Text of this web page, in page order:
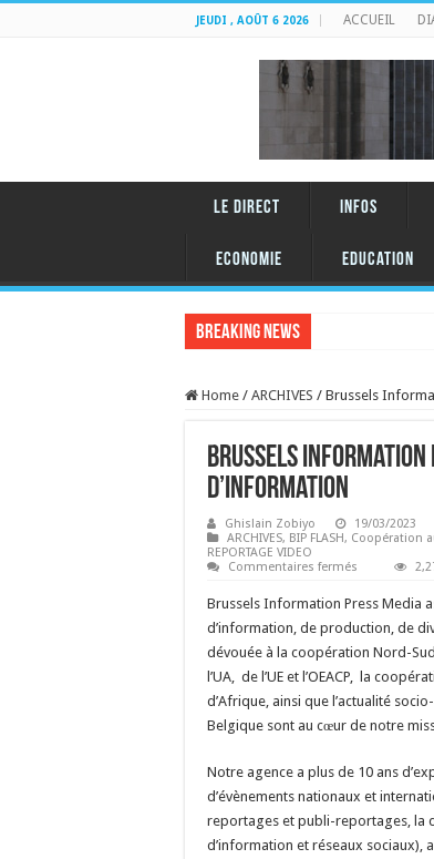
JEUDI , AOÛT 6 2026 ACCUEIL
LE DIRECT INFOS
Economie Education
Breaking News
Home / ARCHIVES / Brussels
Brussels Information
d’information
Ghislain Zobiyo
19/03/2023
ARCHIVES, BIP FLASH, Coopération
REPORTAGE VIDEO
Commentaires fermés
Information
Press
Media
asbl:
agence
d’information
Brussels Information Press Media
d’information, de production, de
dévouée à la coopération Nord-
l’UA, de l’UE et l’OEACP, la
d’Afrique, ainsi que l’actualité
Belgique sont au cœur de notre
Notre agence a plus de 10 ans
d’évènements nationaux et
reportages et publi-reportages, la
d’information et réseaux sociaux),